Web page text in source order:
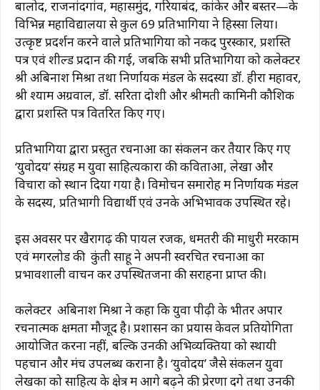
बालोद, राजनांदगांव, महासमुंद, गरियाबंद, कांकेर और बस्तर—के
विभिन्न महाविद्यालयों से कुल 69 प्रतिभागियों ने हिस्सा लिया।
उत्कृष्ट प्रदर्शन करने वाले प्रतिभागियों को नकद पुरस्कार, प्रशस्ति
पत्र एवं शील्ड प्रदान की गई, जबकि सभी प्रतिभागियों को कलेक्टर
श्री अबिनाश मिश्रा तथा निर्णायक मंडल के सदस्यों डॉ. हीरा महावर,
श्री श्याम अग्रवाल, डॉ. सरिता दोशी और श्रीमती कामिनी कौशिक
द्वारा प्रशस्ति पत्र वितरित किए गए।
प्रतिभागियों द्वारा प्रस्तुत रचनाओं का संकलन कर तैयार किए गए
‘युवोदय’ संग्रह में युवा साहित्यकारों की कविताओं, लेखों और
विचारों को स्थान दिया गया है। विमोचन समारोह में निर्णायक मंडल
के सदस्य, प्रतिभागी विद्यार्थी एवं उनके अभिभावक उपस्थित रहे।
इस अवसर पर खैरागढ़ की पायल रजक, धमतरी की माधुरी मरकाम
एवं मगरलोड की कुंती साहू ने अपनी स्वरचित रचनाओं का
प्रभावशाली वाचन कर उपस्थितजनों की सराहना प्राप्त की।
कलेक्टर अबिनाश मिश्रा ने कहा कि युवा पीढ़ी के भीतर अपार
रचनात्मक क्षमता मौजूद है। प्रशासन का प्रयास केवल प्रतियोगिता
आयोजित करना नहीं, बल्कि उनकी अभिव्यक्तियों को स्थायी
पहचान और मंच उपलब्ध कराना है। ‘युवोदय’ जैसे संकलन युवा
लेखकों को साहित्य के क्षेत्र में आगे बढ़ने की प्रेरणा देंगे तथा उनकी